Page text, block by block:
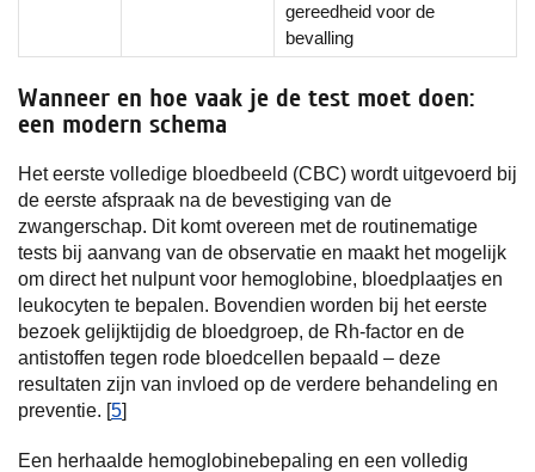
gereedheid voor de
bevalling
Wanneer en hoe vaak je de test moet doen:
een modern schema
Het eerste volledige bloedbeeld (CBC) wordt uitgevoerd bij
de eerste afspraak na de bevestiging van de
zwangerschap. Dit komt overeen met de routinematige
tests bij aanvang van de observatie en maakt het mogelijk
om direct het nulpunt voor hemoglobine, bloedplaatjes en
leukocyten te bepalen. Bovendien worden bij het eerste
bezoek gelijktijdig de bloedgroep, de Rh-factor en de
antistoffen tegen rode bloedcellen bepaald – deze
resultaten zijn van invloed op de verdere behandeling en
preventie. [5]
Een herhaalde hemoglobinebepaling en een volledig